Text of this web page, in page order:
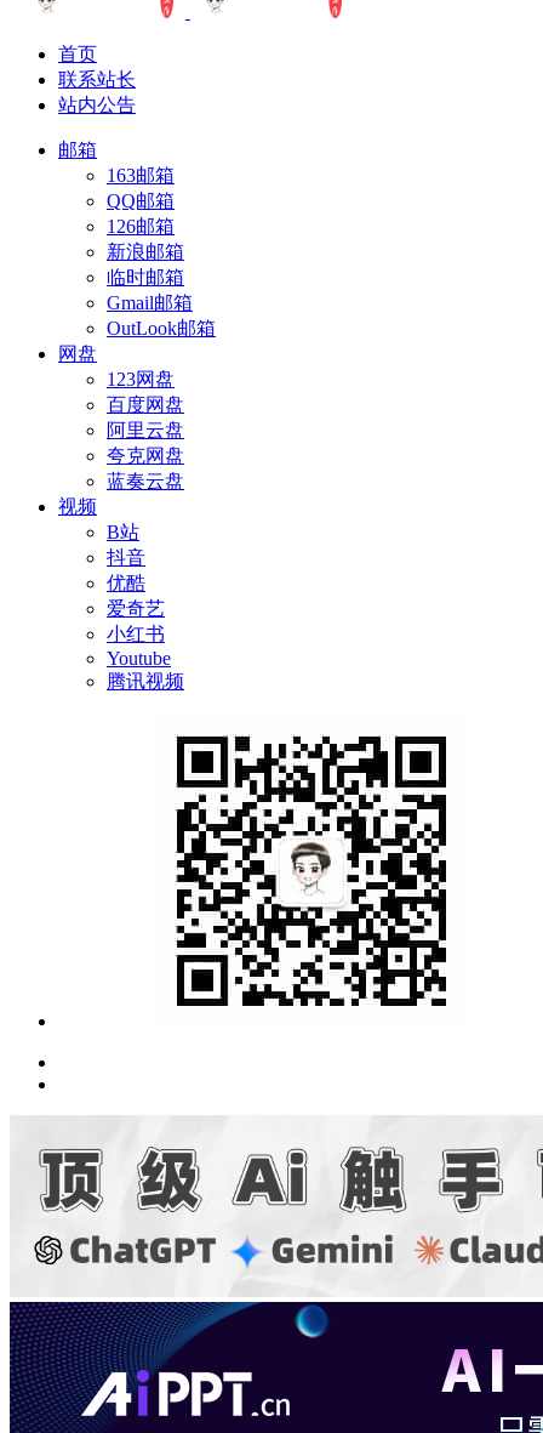
首页
联系站长
站内公告
邮箱
163邮箱
QQ邮箱
126邮箱
新浪邮箱
临时邮箱
Gmail邮箱
OutLook邮箱
网盘
123网盘
百度网盘
阿里云盘
夸克网盘
蓝奏云盘
视频
B站
抖音
优酷
爱奇艺
小红书
Youtube
腾讯视频